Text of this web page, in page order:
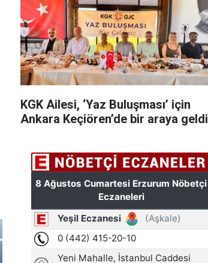
KGK Ailesi, ‘Yaz Buluşması’ için
Ankara Keçiören’de bir araya geldi